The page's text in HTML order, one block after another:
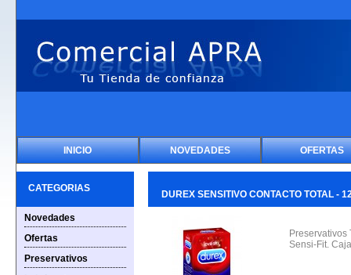
INICIO NOVEDADES OFERTAS
CATEGORIAS
Novedades
Ofertas
Preservativos
DUREX SENSITIVO CONTACTO TOTAL -
Sensi-Fit.